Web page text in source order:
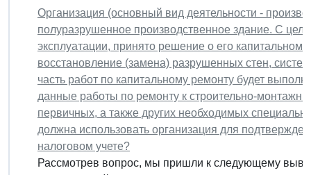
Организация (основный вид деятельности -
полуразрушенное производственное здание. С
эксплуатации, принято решение о его
восстановление (замена) разрушенных стен,
часть работ по капитальному ремонту будет
данные работы по ремонту к строительно-
первичных, а также других необходимых
должна использовать организация для
налоговом учете?
Рассмотрев вопрос, мы пришли к следующему